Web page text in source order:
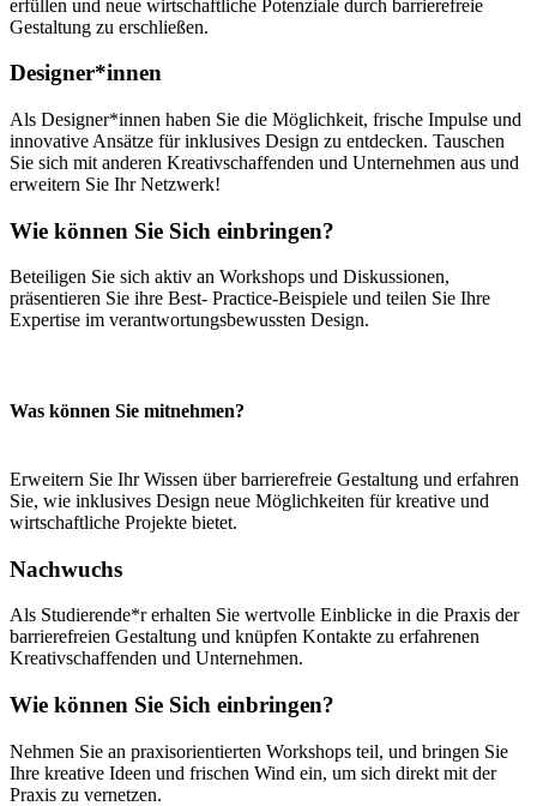
erfüllen und neue wirtschaftliche Potenziale durch barrierefreie
Gestaltung zu erschließen.
Designer*innen
Als Designer*innen haben Sie die Möglichkeit, frische Impulse und
innovative Ansätze für inklusives Design zu entdecken. Tauschen
Sie sich mit anderen Kreativschaffenden und Unternehmen aus und
erweitern Sie Ihr Netzwerk!
Wie können Sie Sich einbringen?
Beteiligen Sie sich aktiv an Workshops und Diskussionen,
präsentieren Sie ihre Best- Practice-Beispiele und teilen Sie Ihre
Expertise im verantwortungsbewussten Design.
Was können Sie mitnehmen?
Erweitern Sie Ihr Wissen über barrierefreie Gestaltung und erfahren
Sie, wie inklusives Design neue Möglichkeiten für kreative und
wirtschaftliche Projekte bietet.
Nachwuchs
Als Studierende*r erhalten Sie wertvolle Einblicke in die Praxis der
barrierefreien Gestaltung und knüpfen Kontakte zu erfahrenen
Kreativschaffenden und Unternehmen.
Wie können Sie Sich einbringen?
Nehmen Sie an praxisorientierten Workshops teil, und bringen Sie
Ihre kreative Ideen und frischen Wind ein, um sich direkt mit der
Praxis zu vernetzen.